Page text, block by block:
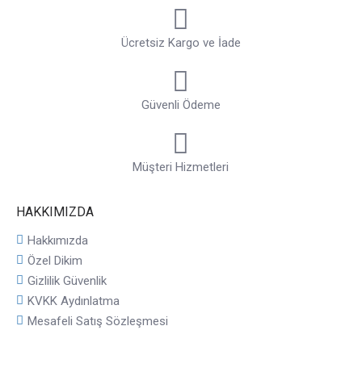
Ücretsiz Kargo ve İade
Güvenli Ödeme
Müşteri Hizmetleri
HAKKIMIZDA
Hakkımızda
Özel Dikim
Gizlilik Güvenlik
KVKK Aydınlatma
Mesafeli Satış Sözleşmesi